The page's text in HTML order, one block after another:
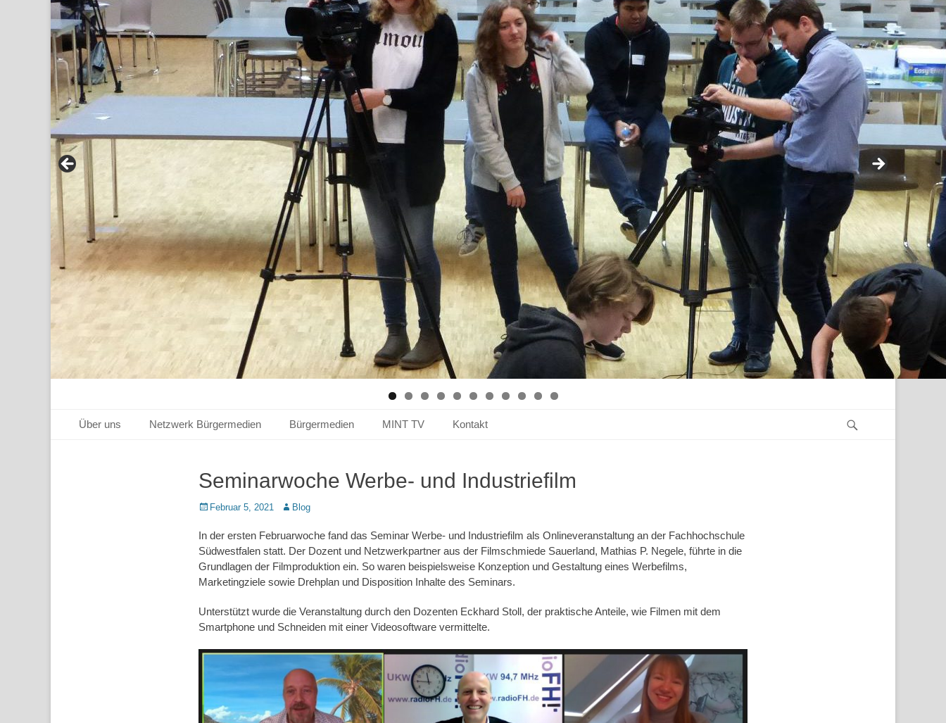
Primäres Menü
Zum
Inhalt
Über uns Netzwerk Bürgermedien Bürgermedien MINT TV Kontakt
Seminarwoche Werbe- und Industriefilm
Posted
Februar 5, 2021 AutorBlog
In der ersten Februarwoche fand das Seminar Werbe- und Industriefilm als Onlineveranstaltung an der Fachhochschule
Südwestfalen statt. Der Dozent und Netzwerkpartner aus der Filmschmiede Sauerland, Mathias P. Negele, führte in die
Grundlagen der Filmproduktion ein. So waren beispielsweise Konzeption und Gestaltung eines Werbefilms,
Marketingziele sowie Drehplan und Disposition Inhalte des Seminars.
Unterstützt wurde die Veranstaltung durch den Dozenten Eckhard Stoll, der praktische Anteile, wie Filmen mit dem
Smartphone und Schneiden mit einer Videosoftware vermittelte.